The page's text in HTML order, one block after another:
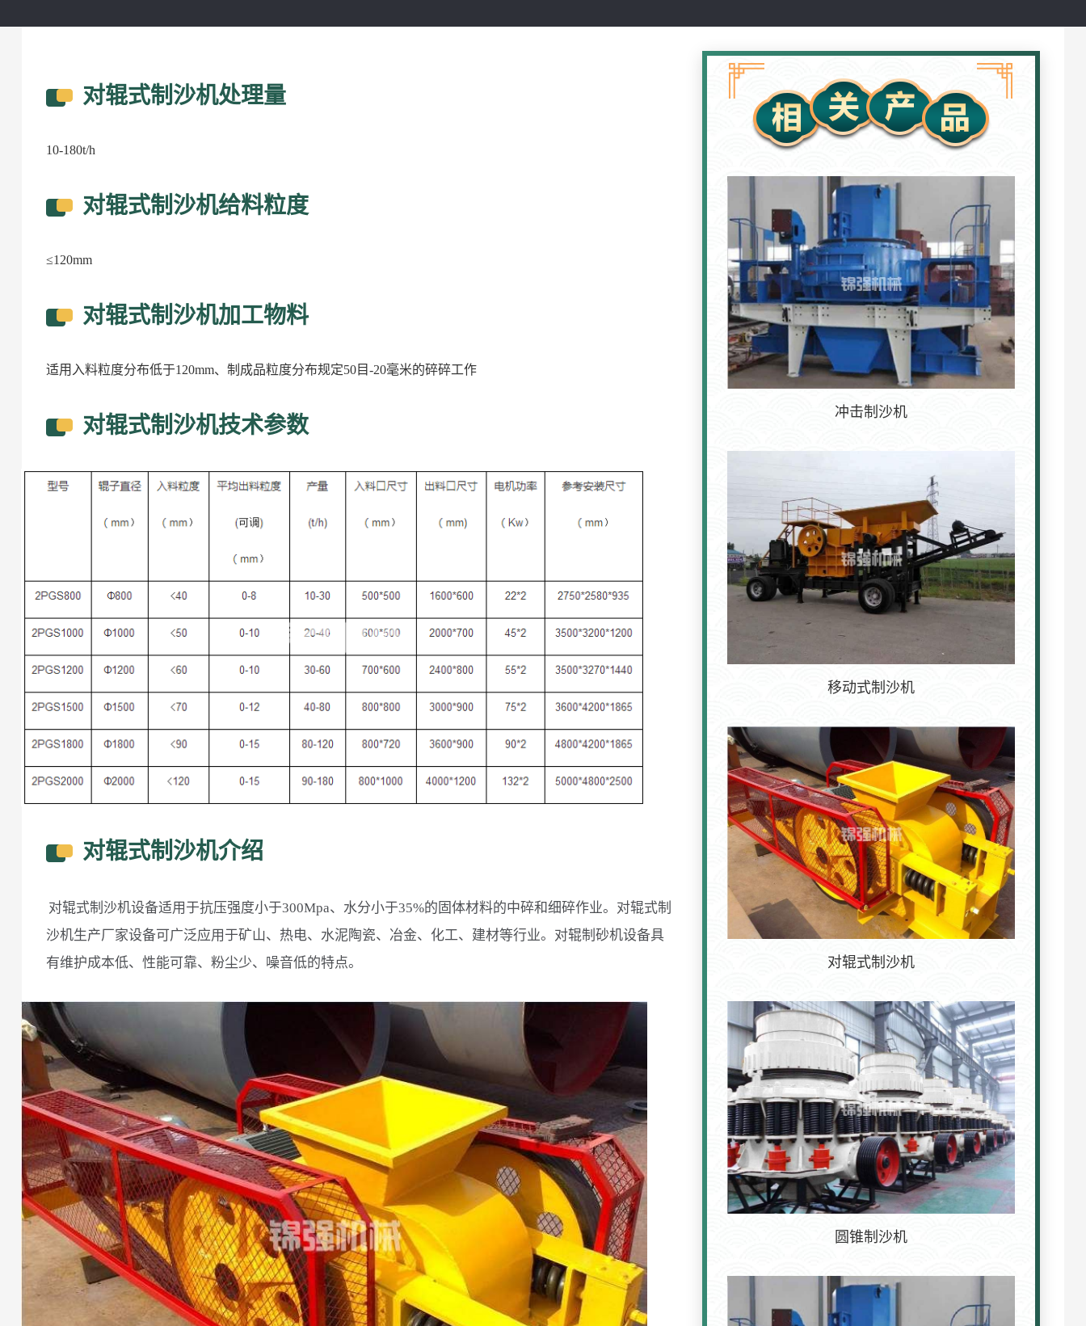
对辊式制沙机处理量
10-180t/h
对辊式制沙机给料粒度
≤120mm
对辊式制沙机加工物料
适用入料粒度分布低于120mm、制成品粒度分布规定50目-20毫米的碎碎工作
对辊式制沙机技术参数
对辊式制沙机介绍
对辊式制沙机设备适用于抗压强度小于300Mpa、水分小于35%的固体材料的中碎和细碎作业。对辊式制
沙机生产厂家设备可广泛应用于矿山、热电、水泥陶瓷、冶金、化工、建材等行业。对辊制砂机设备具
有维护成本低、性能可靠、粉尘少、噪音低的特点。
冲击制沙机
移动式制沙机
对辊式制沙机
圆锥制沙机